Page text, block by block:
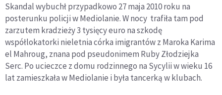
Skandal wybuchł przypadkowo 27 maja 2010 roku na
posterunku policji w Mediolanie. W nocy trafiła tam pod
zarzutem kradzieży 3 tysięcy euro na szkodę
współlokatorki nieletnia córka imigrantów z Maroka Karima
el Mahroug, znana pod pseudonimem Ruby Złodziejka
Serc. Po ucieczce z domu rodzinnego na Sycylii w wieku 16
lat zamieszkała w Mediolanie i była tancerką w klubach.